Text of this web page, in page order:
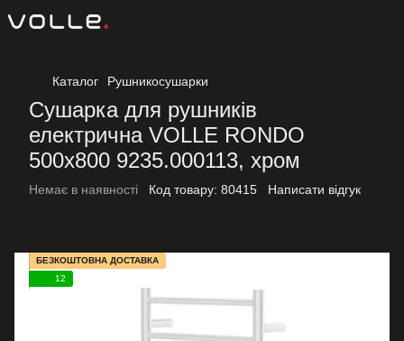
Каталог Рушникосушарки
Сушарка для рушників
електрична VOLLE RONDO
500x800 9235.000113, хром
Немає в наявності Код товару: 80415 Написати відгук
БЕЗКОШТОВНА ДОСТАВКА
12